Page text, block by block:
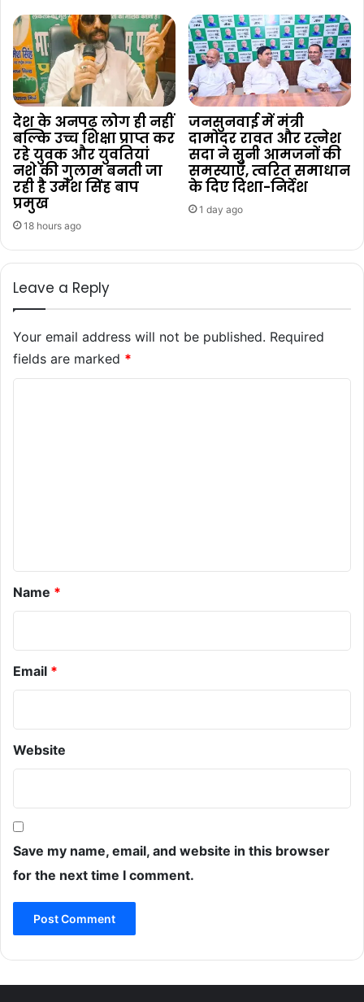
देश के अनपढ़ लोग ही नहीं
बल्कि उच्च शिक्षा प्राप्त कर
रहे युवक और युवतियां
नशे की गुलाम बनती जा
रही है उमेश सिंह बाप
प्रमुख
18 hours ago
जनसुनवाई में मंत्री
दामोदर रावत और रत्नेश
सदा ने सुनी आमजनों की
समस्याएँ, त्वरित समाधान
के दिए दिशा-निर्देश
1 day ago
Leave a Reply
Your email address will not be published. Required
fields are marked *
Name *
Email *
Website
Save my name, email, and website in this browser
for the next time I comment.